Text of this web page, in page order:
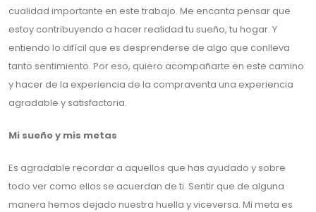
cualidad importante en este trabajo. Me encanta pensar que
estoy contribuyendo a hacer realidad tu sueño, tu hogar. Y
entiendo lo difícil que es desprenderse de algo que conlleva
tanto sentimiento. Por eso, quiero acompañarte en este camino
y hacer de la experiencia de la compraventa una experiencia
agradable y satisfactoria.
Mi sueño y mis metas
Es agradable recordar a aquellos que has ayudado y sobre
todo ver como ellos se acuerdan de ti. Sentir que de alguna
manera hemos dejado nuestra huella y viceversa. Mi meta es